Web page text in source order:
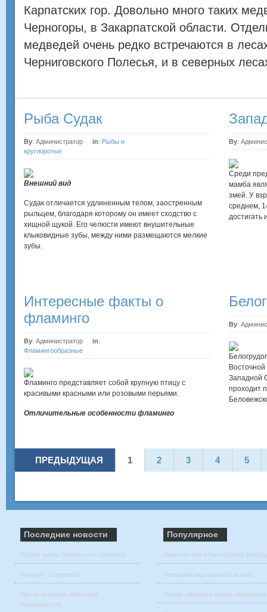
Карпатских гор. Довольно много таких
Черногоры, в Закарпатской области.
медведей очень редко встречаются в
Черниговского Полесья, и в северных
Рыба Судак
By: Администратор in: Рыбы и
круглоротые
Внешний вид
Судак отличается удлиненным телом, заостренным
рыльцем, благодаря которому он имеет сходство с
хищной щукой. Его челюсти имеют внушительные
клыковидные зубы, между ними размещаются мелкие
зубы.
By:
Среди
мамба
змей. У
среднем,
достигать
Интересные факты о
фламинго
By: Администратор in:
Фламингообразные
Фламинго представляет собой крупную птицу с
красивыми красными или розовыми перьями.
Отличительные особенности фламинго
By:
Западной
проходит
ПРЕДЫДУЩАЯ 1 2 3 4 5
Последние новости
Образ жизни ботропса островного.
Ботропс островной.
Число морских животных
сокращается.
Популярное
Красная книга Республики
Внешний вид красного волка.
Среда обитания белых медведей.